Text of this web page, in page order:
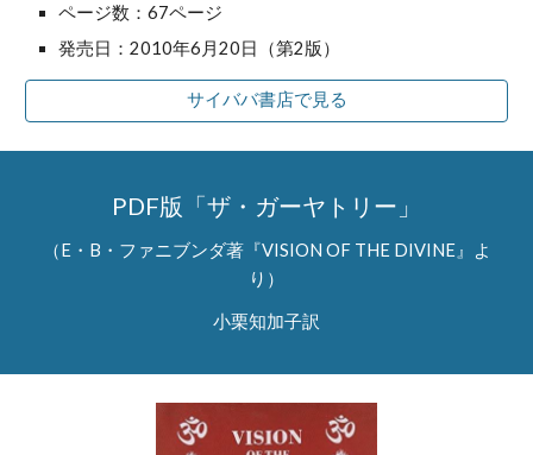
ページ数：67ページ
発売日：2010年6月20日（第2版）
サイババ書店で見る
PDF版「ザ・ガーヤトリー」
（E・B・ファニブンダ著『VISION OF THE DIVINE』よ
り）
小栗知加子訳